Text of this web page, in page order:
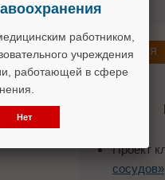
ОБСУЖДЕНИЯ
Проект
сосудов»
работником,
учреждения
работающей в сфере
Нет